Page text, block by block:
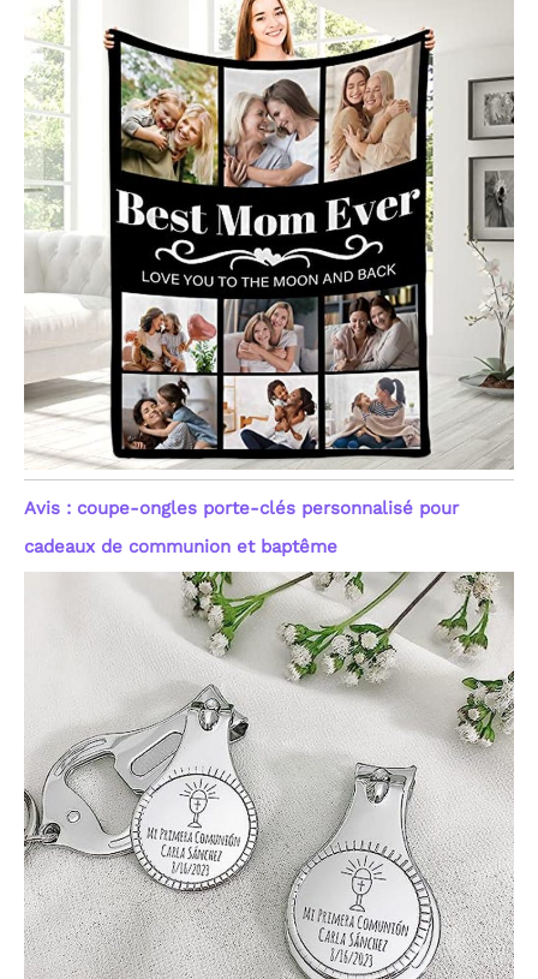
Avis : coupe-ongles porte-clés personnalisé pour
cadeaux de communion et baptême